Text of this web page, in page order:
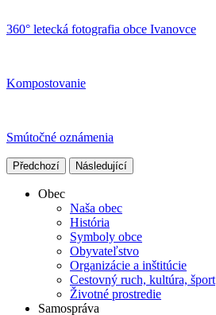
360° letecká fotografia obce Ivanovce
Kompostovanie
Smútočné oznámenia
Předchozí Následující
Obec
Naša obec
História
Symboly obce
Obyvateľstvo
Organizácie a inštitúcie
Cestovný ruch, kultúra, šport
Životné prostredie
Samospráva